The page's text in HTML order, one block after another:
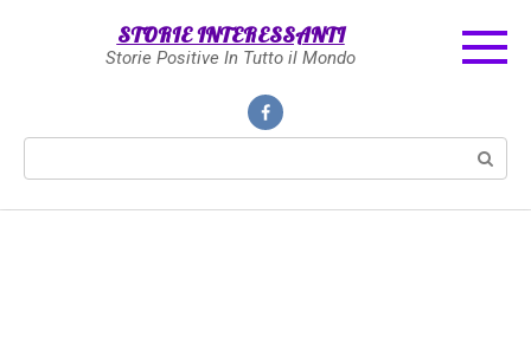
STORIE INTERESSANTI
Storie Positive In Tutto il Mondo